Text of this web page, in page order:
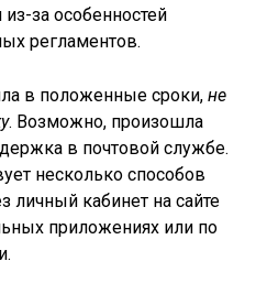
за особенностей
регламентов.
в положенные сроки,не
. Возможно, произошла
в почтовой службе.
несколько способов
личный кабинет на сайте
приложениях или по